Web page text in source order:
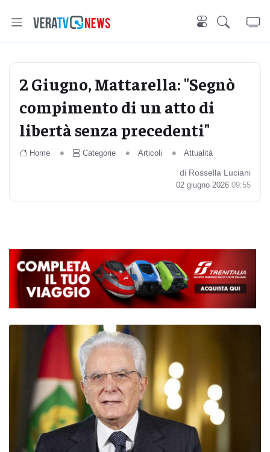
2 Giugno, Mattarella: "Segnò
compimento di un atto di
libertà senza precedenti"
Home Categorie Articoli Attualità
di Rossella Luciani
02 giugno 2026 09:55